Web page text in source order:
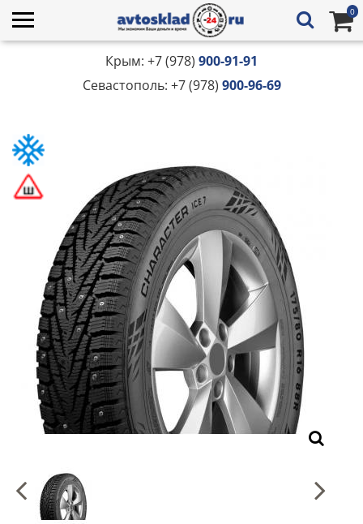
0
Крым: +7 (978) 900-91-91
Севастополь: +7 (978) 900-96-69